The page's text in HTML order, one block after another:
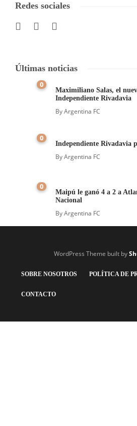
Redes sociales
Últimas noticias
0
Maximiliano Salas, el
Independiente Rivadavia
ByArgentina FC
0
Independiente Rivadavia
ByArgentina FC
0
Maipú le ganó 4 a 2 a
Nacional
ByArgentina FC
WordPress Theme built by
SOBRE NOSOTROS POLÍTICA DE
CONTACTO